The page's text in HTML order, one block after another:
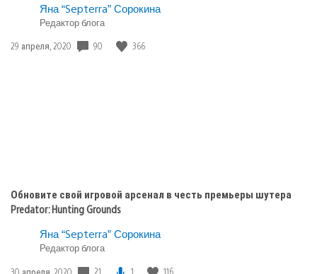
Яна “Septerra” Сорокина
Редактор блога
Дата
29 апреля, 2020 90 366
Обновите свой игровой арсенал в честь премьеры шутера
Predator: Hunting Grounds
Яна “Septerra” Сорокина
Редактор блога
Дата
30 апреля, 2020 21 1 116